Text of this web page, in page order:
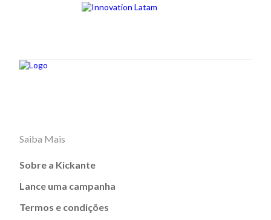
Saiba Mais
Sobre a Kickante
Lance uma campanha
Termos e condições